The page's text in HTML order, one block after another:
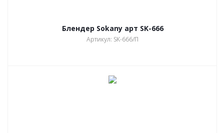
Блендер Sokany арт SK-666
Артикул: SK-666/П